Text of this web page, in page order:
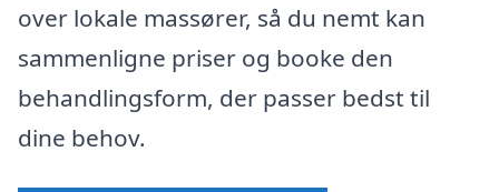
over lokale massører, så du nemt kan
sammenligne priser og booke den
behandlingsform, der passer bedst til
dine behov.